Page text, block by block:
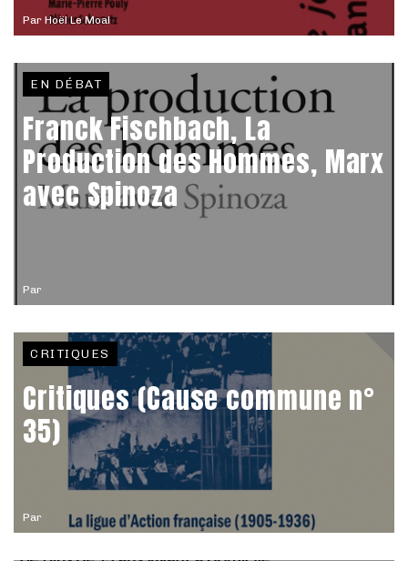
Par Hoël Le Moal
Par
EN DÉBAT
Franck Fischbach, La
Production des Hommes, Marx
avec Spinoza
Par
CRITIQUES
Critiques (Cause commune n°
35)